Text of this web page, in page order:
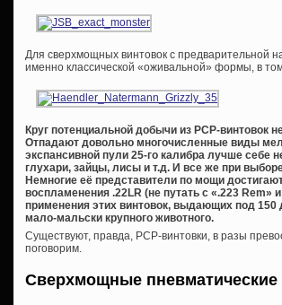
Для сверхмощных винтовок с предварительной
именно классической «оживальной» формы, в
Круг потенциальной добычи из PCP-винтовок
Отпадают довольно многочисленные виды
экспансивной пули 25-го калибра лучше себе
глухари, зайцы, лисы и т.д. И все же при
Немногие её представители по мощи
воспламенения .22LR (не путать с «.223 Rem»
применения этих винтовок, выдающих под 150
мало-мальски крупного животного.
Существуют, правда, PCP-винтовки, в разы
поговорим.
Сверхмощные пневматические